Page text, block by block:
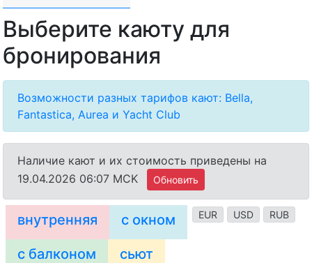
Выберите каюту для
бронирования
Возможности разных тарифов кают: Bella,
Fantastica, Aurea и Yacht Club
Наличие кают и их стоимость приведены на
19.04.2026 06:07 MCK
Обновить
EUR USD RUB
внутренняя с окном
с балконом сьют